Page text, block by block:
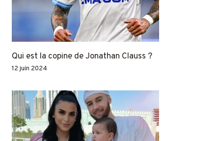
Qui est la copine de Jonathan Clauss ?
12 juin 2024